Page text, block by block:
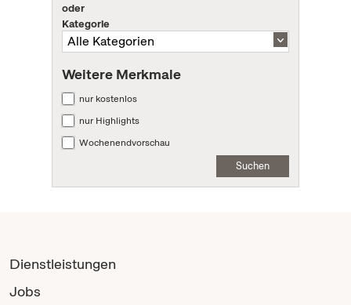
oder
Kategorie
Weitere Merkmale
nur kostenlos
nur Highlights
Wochenendvorschau
Suchen
Dienstleistungen
Jobs